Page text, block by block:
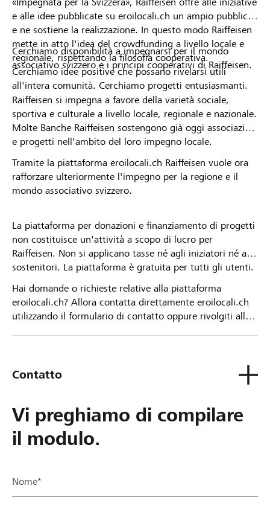
e alle idee pubblicate su eroilocali.ch un ampio pubblico
e ne sostiene la realizzazione. In questo modo Raiffeisen
mette in atto l'idea del crowdfunding a livello locale e
regionale, rispettando la filosofia cooperativa.
Cerchiamo idee positive che possano rivelarsi utili
all'intera comunità. Cerchiamo progetti entusiasmanti.
Cerchiamo disponibilità a impegnarsi per il mondo
associativo svizzero e i principi cooperativi di Raiffeisen.
Raiffeisen si impegna a favore della varietà sociale,
sportiva e culturale a livello locale, regionale e nazionale.
Molte Banche Raiffeisen sostengono già oggi associazioni
e progetti nell'ambito del loro impegno locale.
Tramite la piattaforma eroilocali.ch Raiffeisen vuole ora
rafforzare ulteriormente l'impegno per la regione e il
mondo associativo svizzero.
La piattaforma per donazioni e finanziamento di progetti
non costituisce un'attività a scopo di lucro per
Raiffeisen. Non si applicano tasse né agli iniziatori né ai
sostenitori. La piattaforma è gratuita per tutti gli utenti.
Hai domande o richieste relative alla piattaforma
eroilocali.ch? Allora contatta direttamente eroilocali.ch
utilizzando il formulario di contatto oppure rivolgiti alla
Contatto
Vi preghiamo di compilare
il modulo.
Nome*